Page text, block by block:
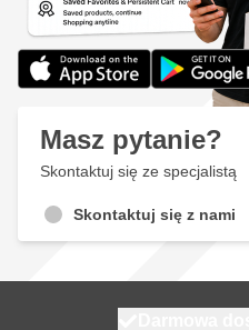
Masz pytanie?
Skontaktuj się ze specjalistą
Skontaktuj się z nami